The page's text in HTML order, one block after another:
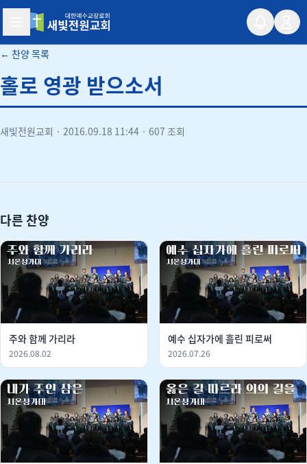
새빛전원교회
← 찬양 목록
홀로 영광 받으소서
새빛전원교회 · 2016.09.18 11:44 · 607 조회
다른 찬양
주와 함께 가리라
2026.08.02
예수 십자가에 흘린 피로써
2026.07.26